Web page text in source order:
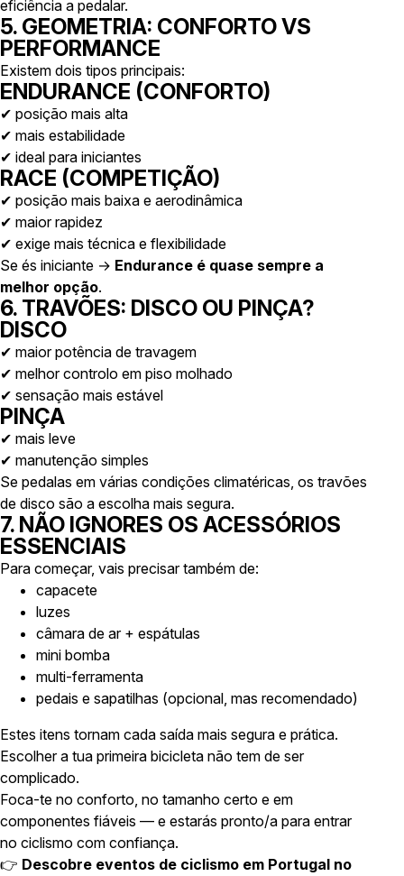
eficiência a pedalar.
5. GEOMETRIA: CONFORTO VS
PERFORMANCE
Existem dois tipos principais:
ENDURANCE (CONFORTO)
✔ posição mais alta
✔ mais estabilidade
✔ ideal para iniciantes
RACE (COMPETIÇÃO)
✔ posição mais baixa e aerodinâmica
✔ maior rapidez
✔ exige mais técnica e flexibilidade
Se és iniciante → Endurance é quase sempre a
melhor opção.
6. TRAVÕES: DISCO OU PINÇA?
DISCO
✔ maior potência de travagem
✔ melhor controlo em piso molhado
✔ sensação mais estável
PINÇA
✔ mais leve
✔ manutenção simples
Se pedalas em várias condições climatéricas, os travões
de disco são a escolha mais segura.
7. NÃO IGNORES OS ACESSÓRIOS
ESSENCIAIS
Para começar, vais precisar também de:
capacete
luzes
câmara de ar + espátulas
mini bomba
multi-ferramenta
pedais e sapatilhas (opcional, mas recomendado)
Estes itens tornam cada saída mais segura e prática.
Escolher a tua primeira bicicleta não tem de ser
complicado.
Foca-te no conforto, no tamanho certo e em
componentes fiáveis — e estarás pronto/a para entrar
no ciclismo com confiança.
👉 Descobre eventos de ciclismo em Portugal no